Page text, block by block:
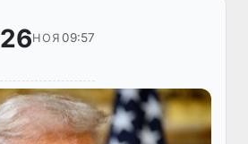
26НОЯ 09:57